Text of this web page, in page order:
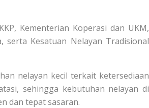
Kementerian Koperasi dan UKM,
serta Kesatuan Nelayan Tradisional
nelayan kecil terkait ketersediaan
sehingga kebutuhan nelayan di
dan tepat sasaran.